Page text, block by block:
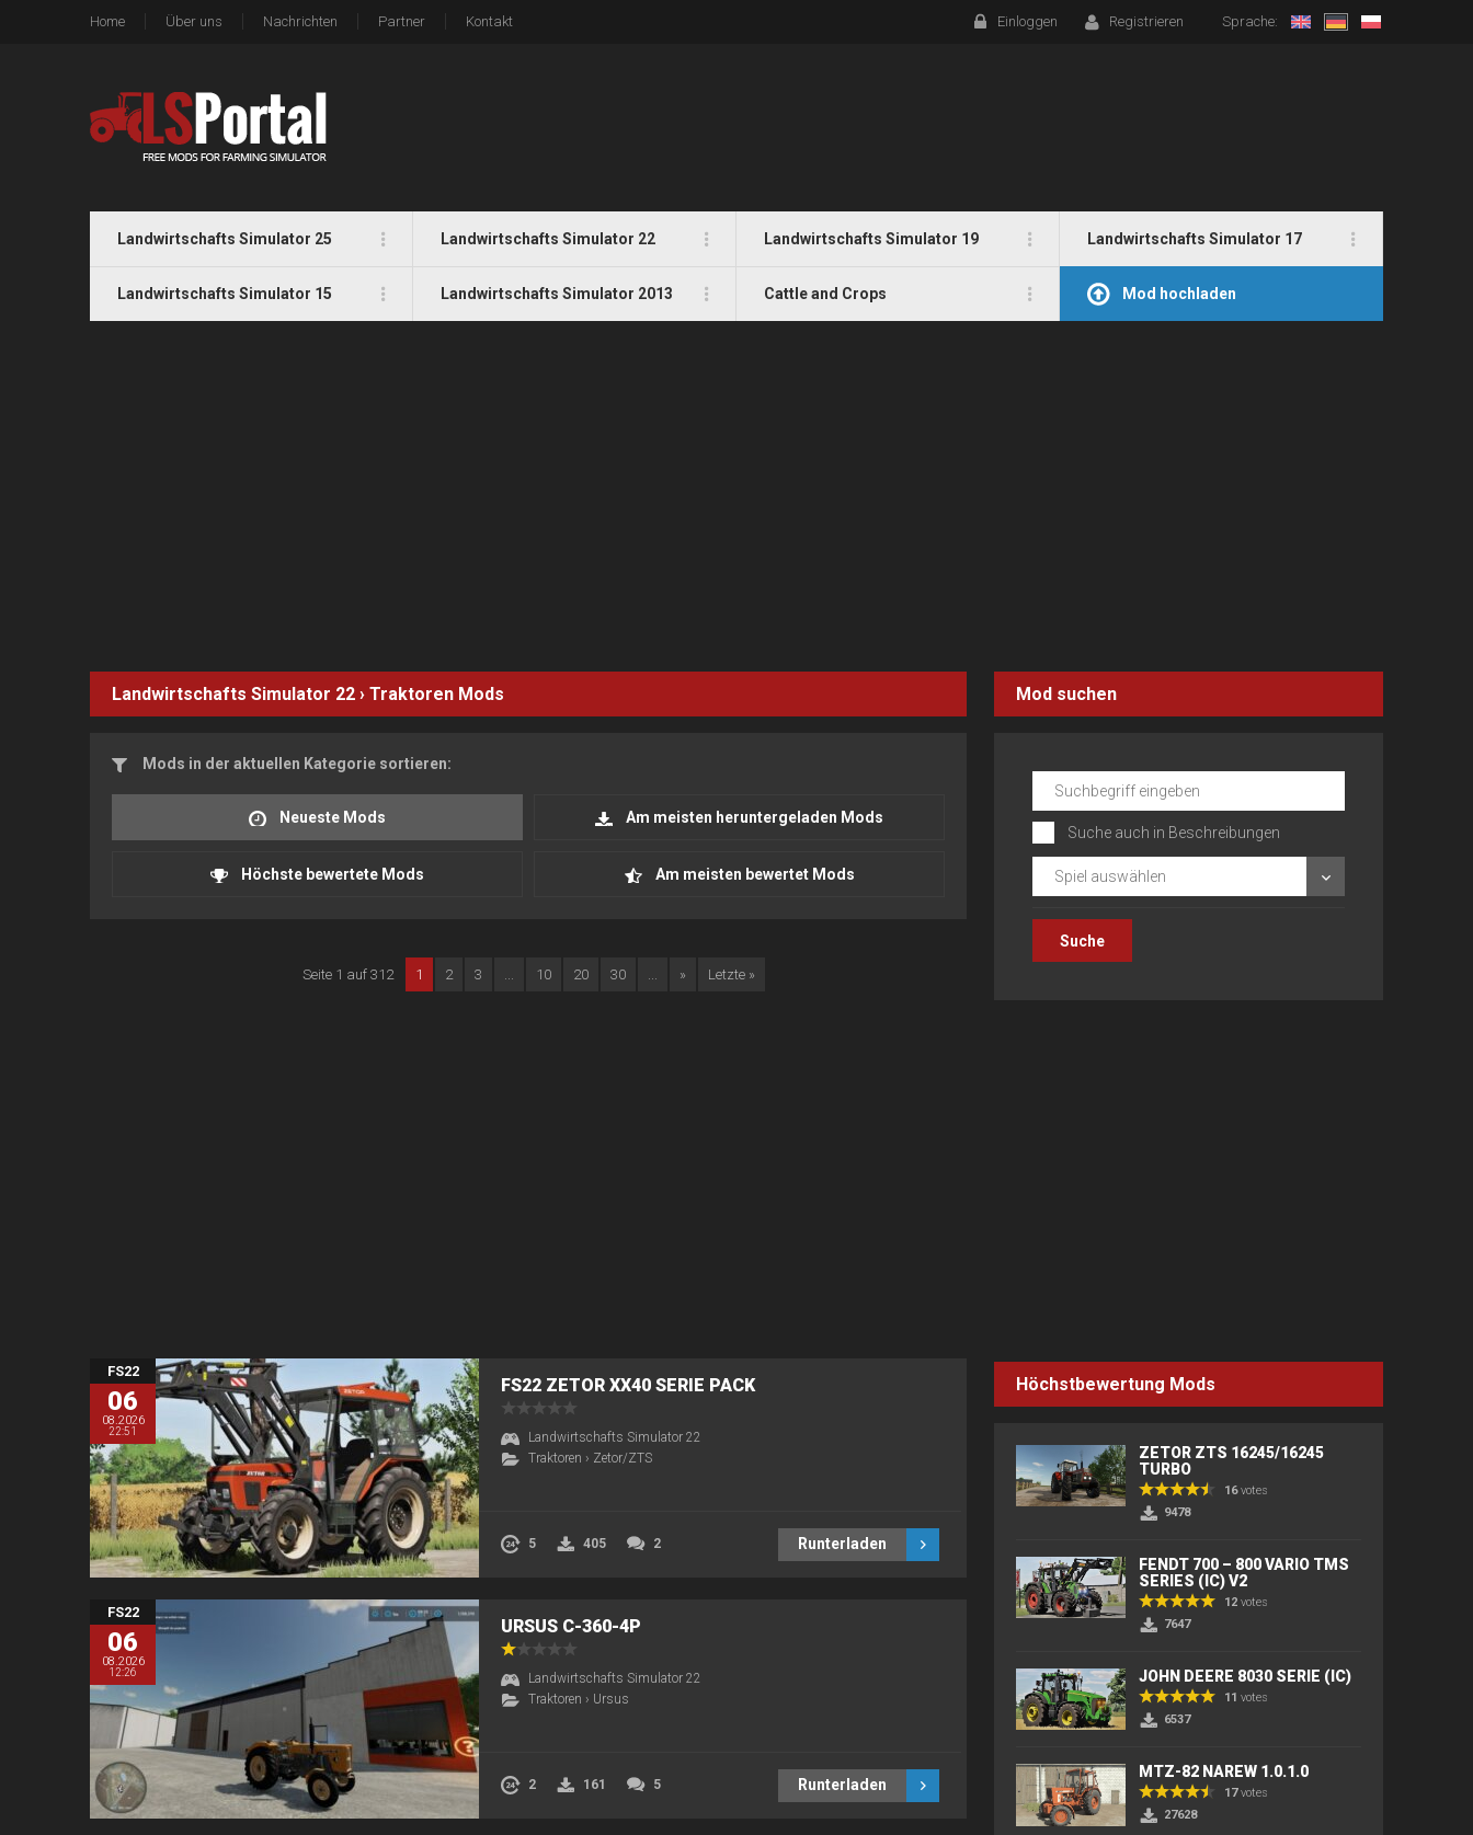
Home Über uns Nachrichten Partner Kontakt Einloggen Registrieren Sprache:
Landwirtschafts Simulator 25 Landwirtschafts Simulator 22 Landwirtschafts Simulator 19 Landwirtschafts Simulator 17
Landwirtschafts Simulator 15 Landwirtschafts Simulator 2013 Cattle and Crops Mod hochladen
Landwirtschafts Simulator 22 › Traktoren Mods
Mods in der aktuellen Kategorie sortieren:
Neueste Mods Am meisten heruntergeladen Mods
Höchste bewertete Mods Am meisten bewertet Mods
Seite 1 auf 312 1 2 3 ... 10 20 30 ... » Letzte »
FS22
06
08.2026
22:51
FS22 ZETOR XX40 SERIE PACK
Landwirtschafts Simulator 22
Traktoren › Zetor/ZTS
5 405 2 Runterladen
FS22
06
08.2026
12:26
URSUS C-360-4P
Landwirtschafts Simulator 22
Traktoren › Ursus
2 161 5 Runterladen
Mod suchen
Suche auch in Beschreibungen
Spiel auswählen
Höchstbewertung Mods
ZETOR ZTS 16245/16245
TURBO
16votes
9478
FENDT 700 – 800 VARIO TMS
SERIES (IC) V2
12 votes
7647
JOHN DEERE 8030 SERIE (IC)
11 votes
6537
MTZ-82 NAREW 1.0.1.0
17votes
27628